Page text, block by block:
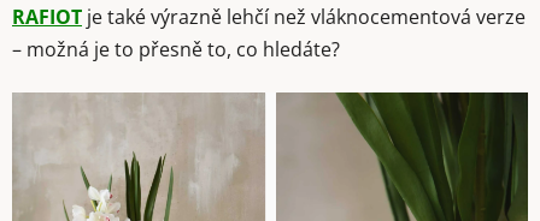
RAFIOT je také výrazně lehčí než vláknocementová verze
– možná je to přesně to, co hledáte?